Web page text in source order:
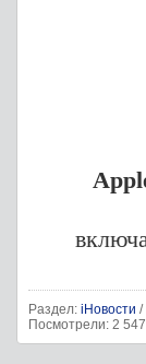
Раздел: iНовости /
Посмотрели: 2 547